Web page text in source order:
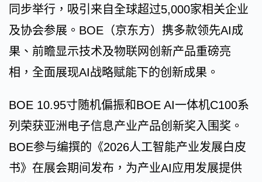
同步举行，吸引来自全球超过5,000家相关企业
及协会参展。BOE（京东方）携多款领先AI成
果、前瞻显示技术及物联网创新产品重磅亮
相，全面展现AI战略赋能下的创新成果。
BOE 10.95寸随机偏振和BOE AI一体机C100系
列荣获亚洲电子信息产业产品创新奖入围奖。
BOE参与编撰的《2026人工智能产业发展白皮
书》在展会期间发布，为产业AI应用发展提供